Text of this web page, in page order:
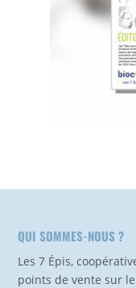
QUI SOMMES-NOUS ?
Les 7 Épis,
points de vente sur